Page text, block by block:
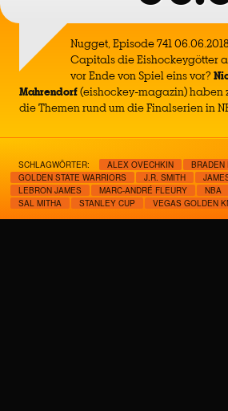
Nugget, Episode 741
Capitals die Eishockeygötter
vor Ende von Spiel eins vor?
Mahrendorf(eishockey-magazin) haben
die Themen rund um die Finalserien in
SCHLAGWÖRTER: ALEX OVECHKIN BRADEN
GOLDEN STATE WARRIORS
J.R. SMITH
LEBRON JAMES
MARC-ANDRÉ FLEURY NBA
SAL MITHA
STANLEY CUP VEGAS GOLDEN